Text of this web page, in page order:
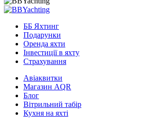
ББ Яхтинг
Подарунки
Оренда яхти
Інвестиції в яхту
Страхування
Авіаквитки
Магазин AQR
Блог
Вітрильний табір
Кухня на яхті